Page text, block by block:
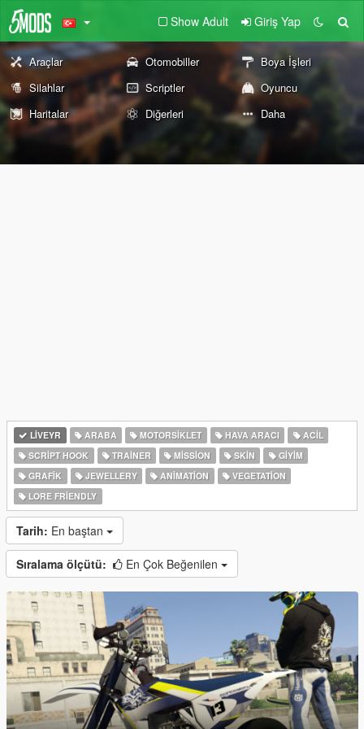
Show Adult Giriş Yap
Araçlar Otomobiller
Boya İşleri
Silahlar
Scriptler
Oyuncu
Haritalar
Diğerleri Daha
LIVEYR ARABA MOTORSIKLET HAVA ARACI
ACIL
SCRIPT HOOK
TRAINER MISSION SKIN
GIYIM
GRAFIK
JEWELLERY ANIMATION
VEGETATION
LORE FRIENDLY
Tarih: En baştan
Sıralama ölçütü: En Çok Beğenilen